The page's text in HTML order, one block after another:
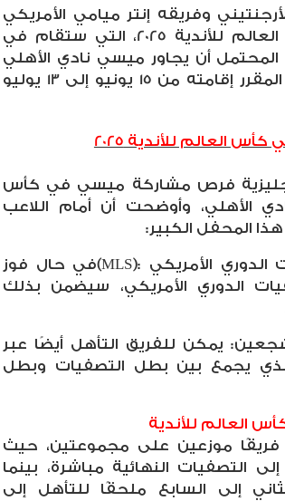
وفريقه إنتر ميامي الأمريكي
على التواجد في بطولة كأس العالم للأندية 2025، التي ستقام في
المحتمل أن يجاور ميسي نادي الأهلي
في هذا الحدث العالمي الكبير المقرر إقامته من 15 يونيو إلى 13 يوليو
العالم للأندية 2025
فرص مشاركة ميسي في كأس
2025، بجوار النادي الأهلي، وأوضحت أن أمام اللاعب
المحفل الكبير :
الدوري الأمريكي (MLS):في حال فوز
الدوري الأمريكي، سيضمن بذلك
يمكن للفريق التأهل أيضًا عبر
يجمع بين بطل التصفيات وبطل
العالم للأندية
يتألف الدوري الأمريكي من 29 فريقًا موزعين على مجموعتين، حيث
التصفيات النهائية مباشرة، بينما
إلى السابع ملحقًا للتأهل إلى